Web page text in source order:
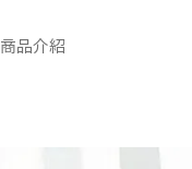
商品介紹